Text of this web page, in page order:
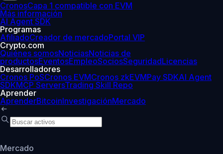
CronosCapa 1 compatible con EVM
Más información
AI Agent SDK
Programas
AfiliadoCreador de mercadoPortal VIP
Crypto.com
Quiénes somosNoticiasNoticias de
productosEventosEmpleoSociosSeguridadLicencias
Desarrolladores
Cronos PoSCronos EVMCronos zkEVMPay SDKAI Agent
SDKMCP ServersTrading Skill Repo
Aprender
AprenderBitcoinInvestigaciónMercado
Mercado